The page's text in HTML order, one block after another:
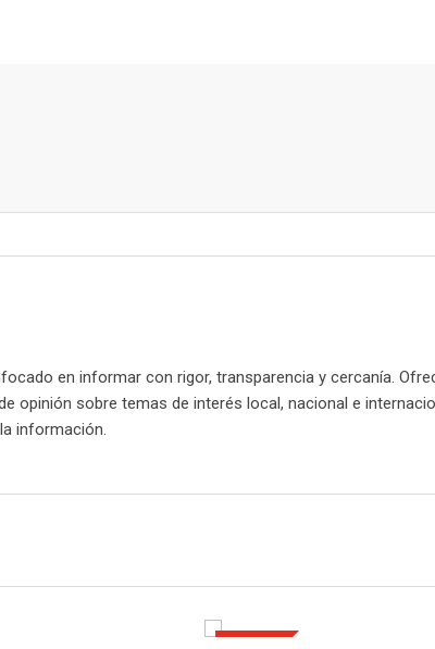
en informar con rigor, transparencia y cercanía.
opinión sobre temas de interés local, nacional e
información.